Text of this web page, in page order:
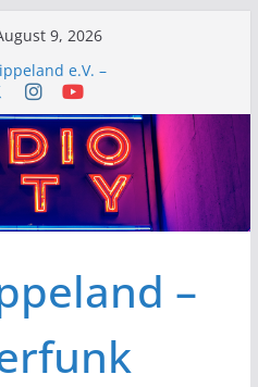
9, 2026
e.V. –
bildet Laien aus und bietet
im Lokalradio
Soest
die Kontaktstelle für
–